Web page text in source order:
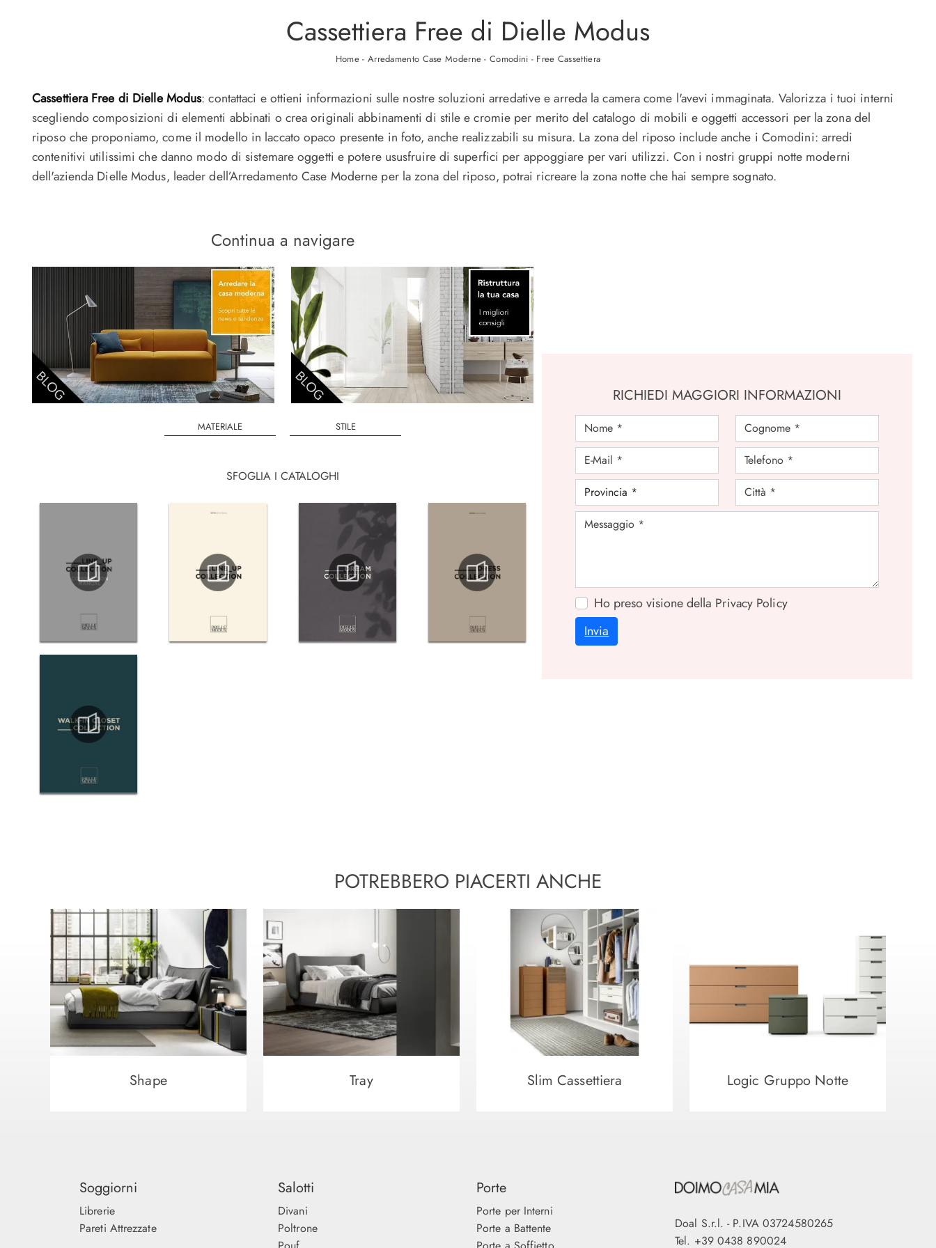
Cassettiera Free di Dielle Modus: contattaci e ottieni informazioni sulle nostre soluzioni arredative e arreda la camera come l'avevi immaginata. Valorizza i tuoi interni
scegliendo composizioni di elementi abbinati o crea originali abbinamenti di stile e cromie per merito del catalogo di mobili e oggetti accessori per la zona del
riposo che proponiamo, come il modello in laccato opaco presente in foto, anche realizzabili su misura. La zona del riposo include anche i Comodini: arredi
contenitivi utilissimi che danno modo di sistemare oggetti e potere ususfruire di superfici per appoggiare per vari utilizzi. Con i nostri gruppi notte moderni
dell'azienda Dielle Modus, leader dell’Arredamento Case Moderne per la zona del riposo, potrai ricreare la zona notte che hai sempre sognato.
Cassettiera Free di Dielle Modus
Home - Arredamento Case Moderne -Comodini - Free Cassettiera
Continua a navigare
MATERIALE STILE
SFOGLIA I CATALOGHI
RICHIEDI MAGGIORI INFORMAZIONI
Ho preso visione della Privacy Policy
Invia
POTREBBERO PIACERTI ANCHE
Shape Tray Slim Cassettiera Logic Gruppo Notte
Soggiorni
Librerie
Pareti Attrezzate
Salotti
Divani
Poltrone
Porte
Porte per Interni
Porte a Battente
Doal S.r.l. - P.IVA 03724580265
Tel. +39 0438 890024